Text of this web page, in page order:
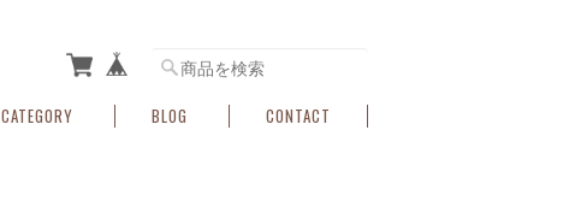
CATEGORY BLOG CONTACT